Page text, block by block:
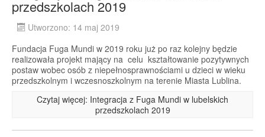
przedszkolach 2019
Utworzono: 14 maj 2019
Fundacja Fuga Mundi w 2019 roku już po raz kolejny będzie
realizowała projekt mający na celu kształtowanie pozytywnych
postaw wobec osób z niepełnosprawnościami u dzieci w wieku
przedszkolnym i wczesnoszkolnym na terenie Miasta Lublina.
Czytaj więcej: Integracja z Fuga Mundi w lubelskich
przedszkolach 2019